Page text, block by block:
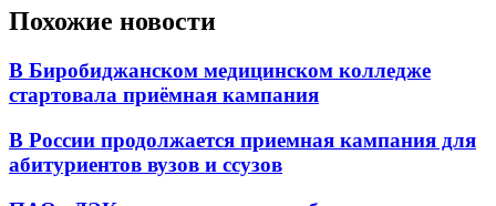
Похожие новости
В Биробиджанском медицинском колледже
стартовала приёмная кампания
В России продолжается приемная кампания для
абитуриентов вузов и ссузов